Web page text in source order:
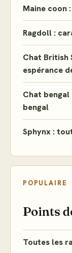
Maine coon
Ragdoll :
Chat British
espérance
Chat
bengal
Sphynx :
POPULAIRE
Points
Toutes les